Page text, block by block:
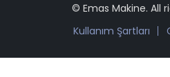
© Emas Makine. All
Kullanım Şartları